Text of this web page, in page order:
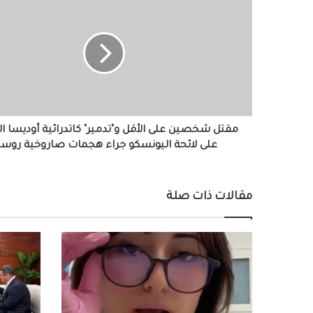
على
لائحةمقتل شخصين على الأقل و"تدمير" كاتدرائية أوديسا
على لائحة اليونسكو جراء هجمات صاروخية
مقالات ذات صلة